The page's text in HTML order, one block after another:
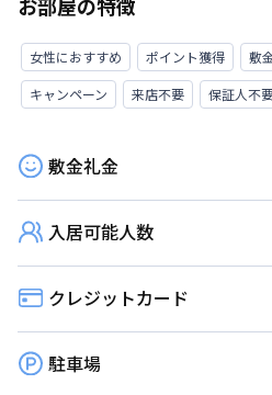
介いたします。※条件に合
見積書にてご提示いたします
①対象：新規限定 ②（マン
から起算して７日以内」
対象期間
▶予定数に達し次第、予告な
女性におすすめ ポイント獲得 敷
キャンペーン
来店不要 保証人不
敷金礼金
入居可能人数
クレジットカード
駐車場